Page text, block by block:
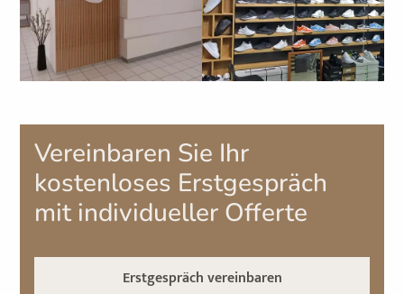
Vereinbaren Sie Ihr
kostenloses Erstgespräch
mit individueller Offerte
Erstgespräch vereinbaren